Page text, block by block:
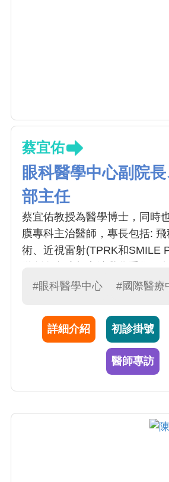
蔡宜佑
眼科醫學中心副院
部主任
蔡宜佑教授為醫學博士，同時
膜專科主治醫師，專長包括:
術、近視雷射(TPRK和SMILE
角膜疾病。 蔡宜佑副院長於
膜移植手術突破上萬例，臨床
對於角膜專科疾病治療累積更
看診親切又詳細，深獲患者的
醫期間，蔡醫師同時不間斷地
引進角膜內皮細胞分層移植手
#眼科醫學中心 #國際醫療
詳細介紹 初診掛號
醫師專訪